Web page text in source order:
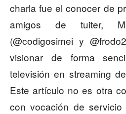
charla fue el conocer de
amigos de tuiter,
(@codigosimei y
visionar de forma
televisión en streaming
Este artículo no es otra
con vocación de